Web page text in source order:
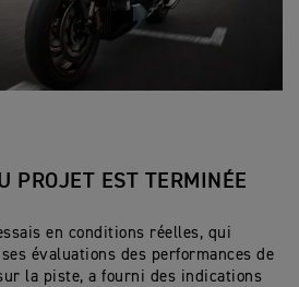
PROJET EST TERMINÉE
en conditions réelles, qui
évaluations des performances de
la piste, a fourni des indications